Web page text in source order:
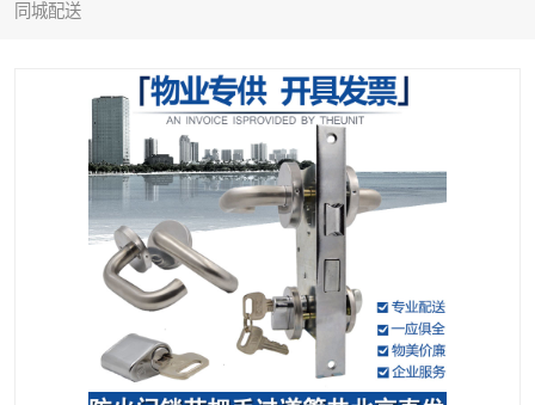
同城配送
水暖阀门
涂料辅材